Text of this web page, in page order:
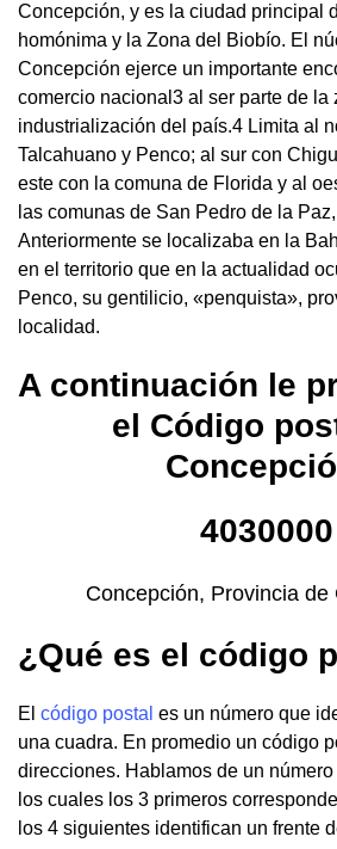
Concepción, y es la ciudad principal
homónima y la Zona del Biobío. El
Concepción ejerce un importante
comercio nacional3 al ser parte de la
industrialización del país.4 Limita al
Talcahuano y Penco; al sur con
este con la comuna de Florida y al
las comunas de San Pedro de la
Anteriormente se localizaba en la
en el territorio que en la actualidad
Penco, su gentilicio, «penquista»,
localidad.
A continuación le
el Código
4030000
Concepción, Provincia de
¿Qué es el código
El código postal es un número que
una cuadra. En promedio un código
direcciones. Hablamos de un
los cuales los 3 primeros
los 4 siguientes identifican un frente